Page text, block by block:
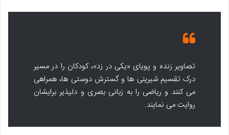
تصاویر زنده و پویای «یکی در زد»، کودکان را در مسیر
درک تقسیم شیرینی ها و گسترش دوستی ها، همراهی
می کنند و ریاضی را به زبانی بصری و دلپذیر برایشان
روایت می نمایند.